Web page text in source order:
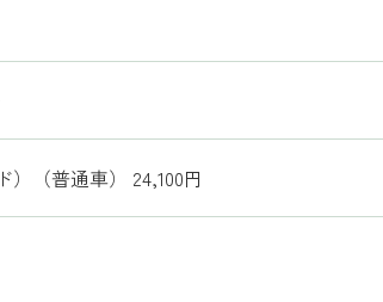
）（普通車） 24,100円